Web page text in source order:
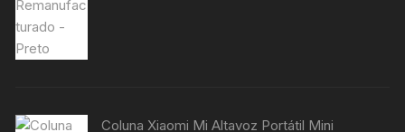
Coluna Xiaomi Mi Altavoz Portátil Mini